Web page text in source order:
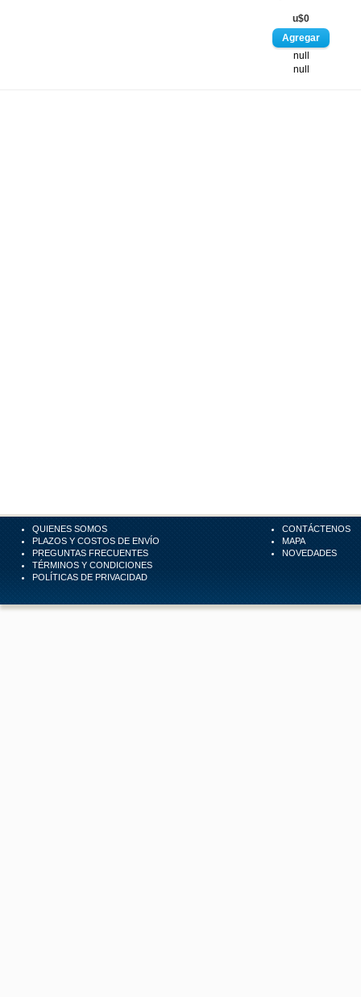
u$0
null
null
QUIENES SOMOS
PLAZOS Y COSTOS DE ENVÍO
PREGUNTAS FRECUENTES
TÉRMINOS Y CONDICIONES
POLÍTICAS DE PRIVACIDAD
CONTÁCTENOS
MAPA
NOVEDADES